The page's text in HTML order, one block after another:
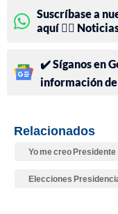
Suscríbase a
aquí 👉🏻
✔️ Síganos en
información
Relacionados
Yo me creo Presidente
Elecciones